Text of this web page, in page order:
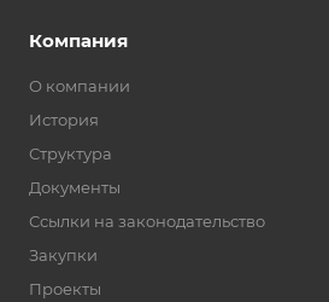
Компания
О компании
История
Структура
Документы
Ссылки на законодательство
Закупки
Проекты